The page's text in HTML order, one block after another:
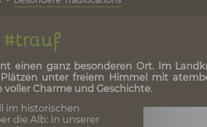
Besondere Traulocations
#trauf
einen ganz besonderen